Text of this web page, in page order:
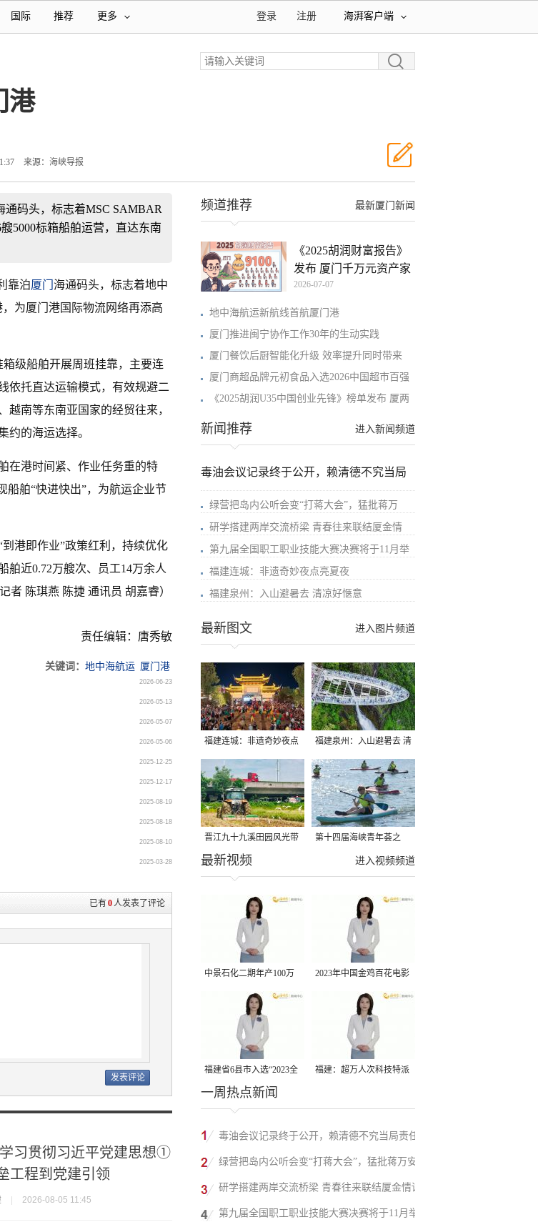
国际 推荐 更多 海湃客户端
注册
登录
港
来源：海峡导报
通码头，标志着MSC SAMBAR
5000标箱船舶运营，直达东南
靠泊厦门 海通码头，标志着地中
为厦门港国际物流网络再添高
级船舶开展周班挂靠，主要连
依托直达运输模式，有效规避二
南等东南亚国家的经贸往来，
约的海运选择。
在港时间紧、作业任务重的特
船舶“快进快出”，为航运企业节
港即作业”政策红利，持续优化
舶近0.72万艘次、员工14万余人
者 陈琪燕 陈捷 通讯员 胡嘉睿）
责任编辑：唐秀敏
关键词： 地中海航运 厦门港
2026-06-23
2026-05-13
2026-05-07
2026-05-06
2025-12-25
2025-12-17
2025-08-19
2025-08-18
2025-08-10
2025-03-28
已有0人发表了评论
习贯彻习近平党建思想①
工程到党建引领
2026-08-05 11:45
最新厦门新闻
频道推荐
《2025胡润财富报告》
发布 厦门千万元资产家
2026-07-07
地中海航运新航线首航厦门港
厦门推进闽宁协作工作30年的生动实践
厦门餐饮后厨智能化升级 效率提升同时带来
厦门商超品牌元初食品入选2026中国超市百强
《2025胡润U35中国创业先锋》榜单发布 厦两
进入新闻频道
新闻推荐
毒油会议记录终于公开，赖清德不究当局
绿营把岛内公听会变“打蒋大会”，猛批蒋万
研学搭建两岸交流桥梁 青春往来联结厦金情
第九届全国职工职业技能大赛决赛将于11月举
福建连城：非遗奇妙夜点亮夏夜
福建泉州：入山避暑去 清凉好惬意
进入图片频道
最新图文
福建连城：非遗奇妙夜点
亮夏夜
福建泉州：入山避暑去 清
凉好惬意
晋江九十九溪田园风光带
千亩早稻迎来成熟收割季
第十四届海峡青年荟之
2026榕台青年大学生水上
进入视频频道
最新视频
中景石化二期年产100万
吨丙烷脱氢项目建成中交
2023年中国金鸡百花电影
节有福电影巡展31日启动
福建省6县市入选“2023全
国县域发展潜力百强县”
福建：超万人次科技特派
一周热点新闻
毒油会议记录终于公开，赖清德不究当局责任
反甩锅卢秀燕，蓝营点名责任官员要求撤职下
绿营把岛内公听会变“打蒋大会”，猛批蒋万安
废除监察机构主张，遭蓝营搬出蔡英文、赖清
研学搭建两岸交流桥梁 青春往来联结厦金情谊
第九届全国职工职业技能大赛决赛将于11月举